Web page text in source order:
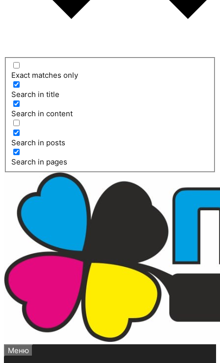
Exact matches only
Search in title
Search in content
Search in posts
Search in pages
Меню